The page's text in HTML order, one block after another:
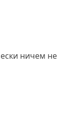
ничем не